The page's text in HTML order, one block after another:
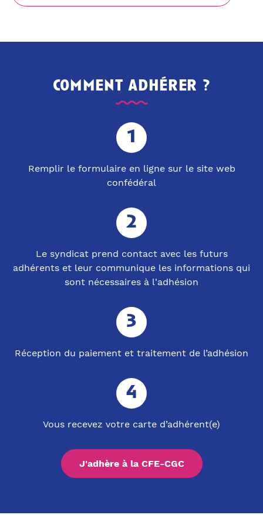
comment adhérer ?
Remplir le formulaire en ligne sur le site web
confédéral
Le syndicat prend contact avec les futurs
adhérents et leur communique les informations qui
sont nécessaires à l'adhésion
Réception du paiement et traitement de l’adhésion
Vous recevez votre carte d’adhérent(e)
J'adhère à la CFE-CGC